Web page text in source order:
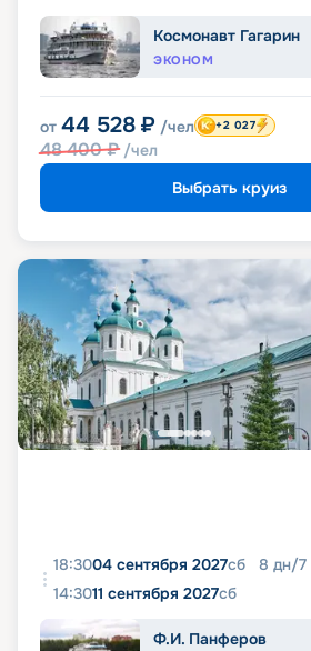
Космонавт Гагарин
ЭКОНОМ
от 44 528 ₽ /чел
48 400₽ /чел
+2 027
Выбрать круиз
18:3004 сентября 2027сб 8 дн/7
14:3011 сентября 2027сб
Ф.И. Панферов